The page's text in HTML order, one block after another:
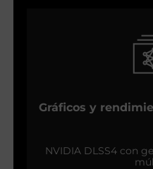
Gráficos y
NVIDIA DLSS4 con